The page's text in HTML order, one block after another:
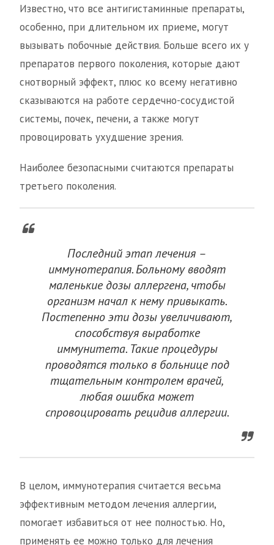
Известно, что все антигистаминные препараты,
особенно, при длительном их приеме, могут
вызывать побочные действия. Больше всего их у
препаратов первого поколения, которые дают
снотворный эффект, плюс ко всему негативно
сказываются на работе сердечно-сосудистой
системы, почек, печени, а также могут
провоцировать ухудшение зрения.
Наиболее безопасными считаются препараты
третьего поколения.
Последний этап лечения –
иммунотерапия. Больному вводят
маленькие дозы аллергена, чтобы
организм начал к нему привыкать.
Постепенно эти дозы увеличивают,
способствуя выработке
иммунитета. Такие процедуры
проводятся только в больнице под
тщательным контролем врачей,
любая ошибка может
спровоцировать рецидив аллергии.
В целом, иммунотерапия считается весьма
эффективным методом лечения аллергии,
помогает избавиться от нее полностью. Но,
применять ее можно только для лечения